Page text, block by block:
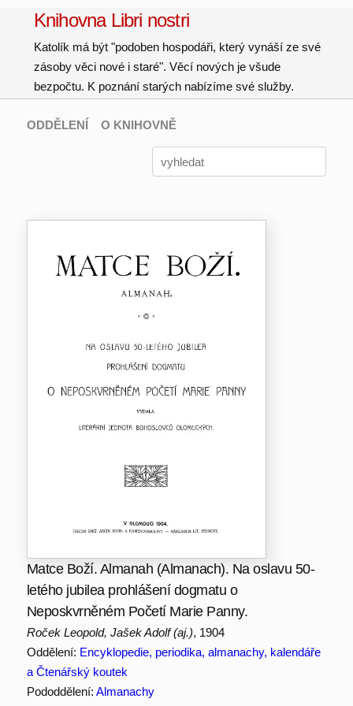
Knihovna Libri nostri
Katolík má být "podoben hospodáři, který vynáší ze své
zásoby věci nové i staré". Věcí nových je všude
bezpočtu. K poznání starých nabízíme své služby.
ODDĚLENÍ O KNIHOVNĚ
Matce Boží. Almanah (Almanach). Na oslavu 50-
letého jubilea prohlášení dogmatu o
Neposkvrněném Početí Marie Panny.
Roček Leopold, Jašek Adolf (aj.), 1904
Oddělení: Encyklopedie, periodika, almanachy, kalendáře
a Čtenářský koutek
Pododdělení: Almanachy